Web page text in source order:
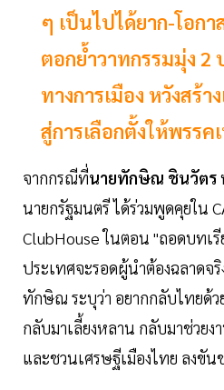
ๆ เป็นไปได้ยาก-โอก
ตอกย้ำวาทกรรมมุ่ง 2
ทางการเมือง หวังสร้า
สู่การเลือกตั้งให้พรรค
จากกรณีที่นายทักษิณ ชินวัตร
นายกรัฐมนตรี ได้ร่วมพูดคุยใน
ClubHouse ในตอน "ถอดบทเ
ประเทศจะรอดผู้นำต้องฉลาดจ
ทักษิณ ระบุว่า อยากกลับไทยด้ว
กลับมาเลี้ยงหลาน กลับมาช่วยง
และชวนเศรษฐีเมืองไทย ลงขั